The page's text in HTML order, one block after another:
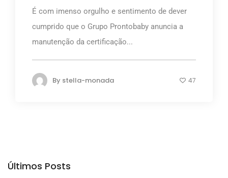
É com imenso orgulho e sentimento de dever
cumprido que o Grupo Prontobaby anuncia a
manutenção da certificação...
By stella-monada 47
Últimos Posts